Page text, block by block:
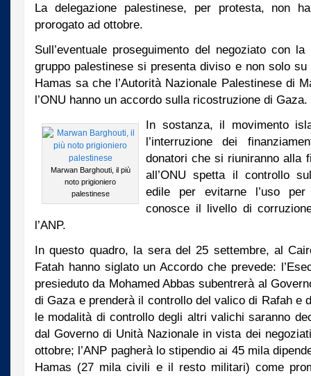
La delegazione palestinese, per protesta, non
prorogato ad ottobre.
Sull’eventuale proseguimento del negoziato con
gruppo palestinese si presenta diviso e non solo
Hamas sa che l’Autorità Nazionale Palestinese di
l’ONU hanno un accordo sulla ricostruzione di Gaza.
Marwan Barghouti, il più
noto prigioniero
palestinese
In sostanza, il movimento
l’interruzione dei
donatori che si riuniranno alla
all’ONU spetta il controllo
edile per evitarne l’uso
conosce il livello di
l’ANP.
In questo quadro, la sera del 25 settembre, al
Fatah hanno siglato un Accordo che prevede:
presieduto da Mohamed Abbas subentrerà al
di Gaza e prenderà il controllo del valico di Rafah e
le modalità di controllo degli altri valichi saranno
dal Governo di Unità Nazionale in vista dei
ottobre; l’ANP pagherà lo stipendio ai 45 mila
Hamas (27 mila civili e il resto militari) come